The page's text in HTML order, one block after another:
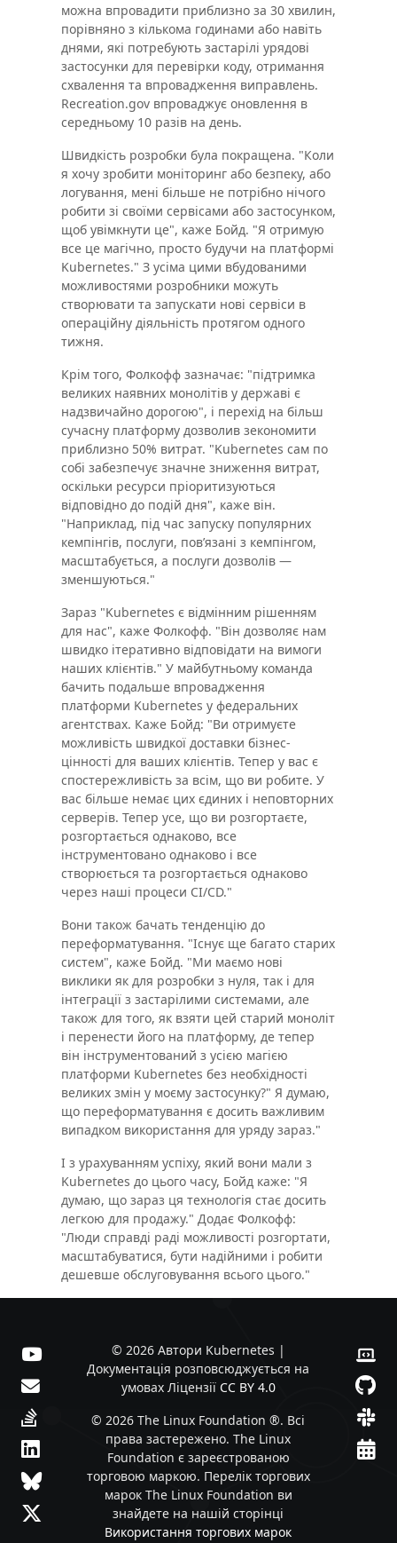
можна впровадити приблизно за 30 хвилин,
порівняно з кількома годинами або навіть
днями, які потребують застарілі урядові
застосунки для перевірки коду, отримання
схвалення та впровадження виправлень.
Recreation.gov впроваджує оновлення в
середньому 10 разів на день.
Швидкість розробки була покращена. "Коли
я хочу зробити моніторинг або безпеку, або
логування, мені більше не потрібно нічого
робити зі своїми сервісами або застосунком,
щоб увімкнути це", каже Бойд. "Я отримую
все це магічно, просто будучи на платформі
Kubernetes." З усіма цими вбудованими
можливостями розробники можуть
створювати та запускати нові сервіси в
операційну діяльність протягом одного
тижня.
Крім того, Фолкофф зазначає: "підтримка
великих наявних монолітів у державі є
надзвичайно дорогою", і перехід на більш
сучасну платформу дозволив зекономити
приблизно 50% витрат. "Kubernetes сам по
собі забезпечує значне зниження витрат,
оскільки ресурси пріоритизуються
відповідно до подій дня", каже він.
"Наприклад, під час запуску популярних
кемпінгів, послуги, повʼязані з кемпінгом,
масштабується, а послуги дозволів —
зменшуються."
Зараз "Kubernetes є відмінним рішенням
для нас", каже Фолкофф. "Він дозволяє нам
швидко ітеративно відповідати на вимоги
наших клієнтів." У майбутньому команда
бачить подальше впровадження
платформи Kubernetes у федеральних
агентствах. Каже Бойд: "Ви отримуєте
можливість швидкої доставки бізнес-
цінності для ваших клієнтів. Тепер у вас є
спостережливість за всім, що ви робите. У
вас більше немає цих єдиних і неповторних
серверів. Тепер усе, що ви розгортаєте,
розгортається однаково, все
інструментовано однаково і все
створюється та розгортається однаково
через наші процеси CI/CD."
Вони також бачать тенденцію до
переформатування. "Існує ще багато старих
систем", каже Бойд. "Ми маємо нові
виклики як для розробки з нуля, так і для
інтеграції з застарілими системами, але
також для того, як взяти цей старий моноліт
і перенести його на платформу, де тепер
він інструментований з усією магією
платформи Kubernetes без необхідності
великих змін у моєму застосунку?" Я думаю,
що переформатування є досить важливим
випадком використання для уряду зараз."
І з урахуванням успіху, який вони мали з
Kubernetes до цього часу, Бойд каже: "Я
думаю, що зараз ця технологія стає досить
легкою для продажу." Додає Фолкофф:
"Люди справді раді можливості розгортати,
масштабуватися, бути надійними і робити
дешевше обслуговування всього цього."
© 2026 Автори Kubernetes |
Документація розповсюджується на
умовах Ліцензії CC BY 4.0
© 2026 The Linux Foundation ®. Всі
права застережено. The Linux
Foundation є зареєстрованою
торговою маркою. Перелік торгових
марок The Linux Foundation ви
знайдете на нашій сторінці
Використання торгових марок